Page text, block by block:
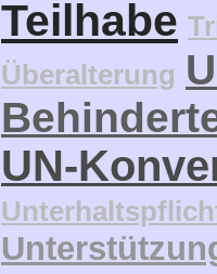
Teilhabe
Überalterung
UN-